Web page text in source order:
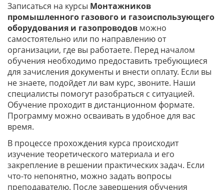
Записаться на курсы Монтажников
промышленного газового и газоиспользующего
оборудования и газопроводов можно
самостоятельно или по направлению от
организации, где вы работаете. Перед началом
обучения необходимо предоставить требующиеся
для зачисления документы и внести оплату. Если вы
не знаете, подойдет ли вам курс, звоните. Наши
специалисты помогут разобраться с ситуацией.
Обучение проходит в дистанционном формате.
Программу можно осваивать в удобное для вас
время.
В процессе прохождения курса происходит
изучение теоретического материала и его
закрепление в решении практических задач. Если
что-то непонятно, можно задать вопросы
преподавателю. После завершения обучения